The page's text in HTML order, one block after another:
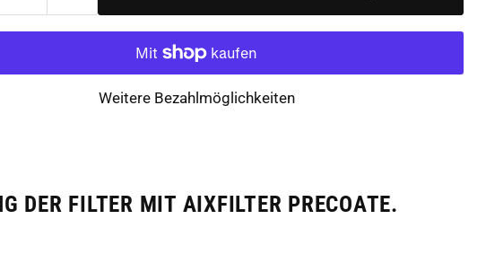
Weitere Bezahlmöglichkeiten
DER FILTER MIT AIXFILTER PRECOATE.